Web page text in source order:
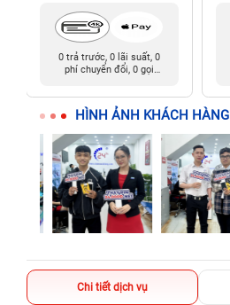
0 trả trước, 0 lãi suất, 0
phí chuyển đổi, 0 gọi
HÌNH ẢNH KHÁCH HÀNG
Chi tiết dịch vụ